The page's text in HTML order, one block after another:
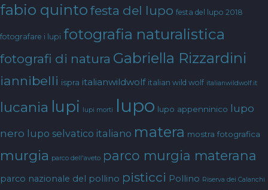
fabio quinto festa del lupo festa del lupo 2018
fotografare i lupi fotografia naturalistica
fotografi di natura Gabriella Rizzardini
iannibelli ispra italianwildwolf italian wild wolf italianwildwolf.it
lucania lupi lupi morti lupo lupo appenninico lupo
nero lupo selvatico italiano matera mostra fotografica
murgia parco dell'aveto parco murgia materana
parco nazionale del pollino pisticci Pollino Riserva dei Calanchi